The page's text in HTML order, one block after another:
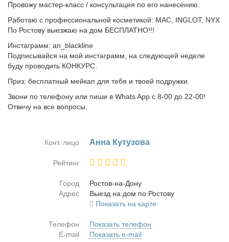
Провожу мастер-класс / консультация по его нанесению.
Работаю с профессиональной косметикой: MAC, INGLOT, NYX
По Ростову выезжаю на дом БЕСПЛАТНО!!!
Инстаграмм: an_blackline
Подписывайся на мой инстаграмм, на следующей неделе
буду проводить КОНКУРС.
Приз: бесплатный мейкап для тебя и твоей подружки.
Звони по телефону или пиши в Whats App с 8-00 до 22-00!
Отвечу на все вопросы.
Конт. лицо Ан­на Ку­ту­зо­ва
Рейтинг
Город
Ро­стов-на-До­ну
Адрес
Вы­езд на дом по Ро­сто­ву
Показать на карте
Телефон
Показать телефон
E-mail
Показать e-mail